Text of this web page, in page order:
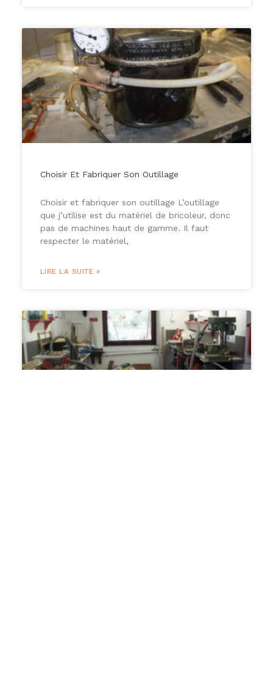
Choisir Et Fabriquer Son Outillage
Choisir et fabriquer son outillage L’outillage
que j’utilise est du matériel de bricoleur, donc
pas de machines haut de gamme. Il faut
respecter le matériel,
LIRE LA SUITE »